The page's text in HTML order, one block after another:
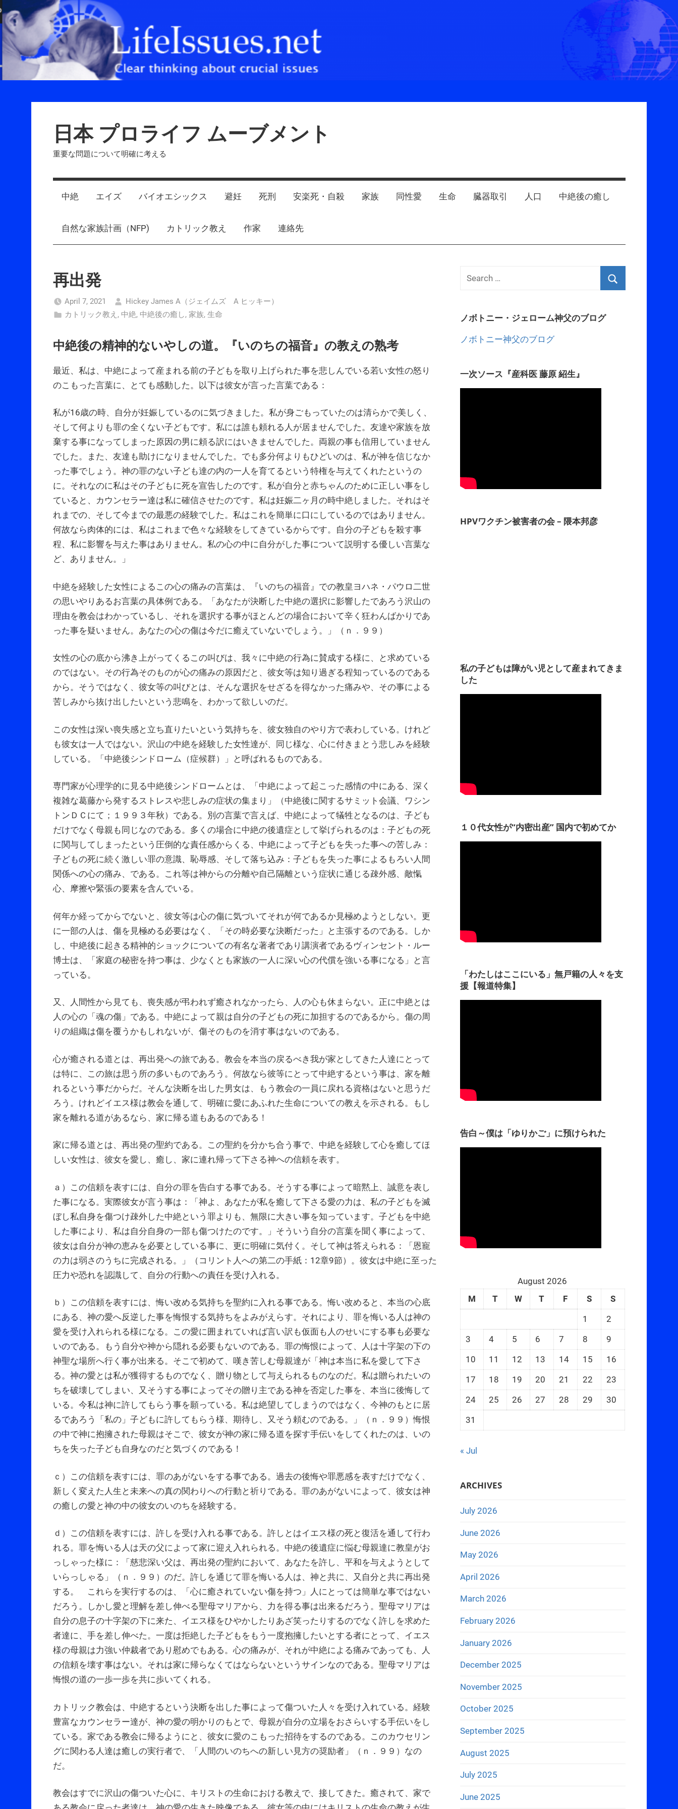
Skip
to
content
日本 プロライフ ムーブメント
重要な問題について明確に考える
中絶 エイズ バイオエシックス 避妊 死刑 安楽死・自殺 家族 同性愛 生命 臓器取引 人口 中絶後の癒し
自然な家族計画（NFP) カトリック教え 作家 連絡先
再出発
April 7, 2021
Hickey James A（ジェイムズ A ヒッキー）
カトリック教え , 中絶, 中絶後の癒し, 家族, 生命
中絶後の精神的ないやしの道。『いのちの福音』の教えの熟考
最近、私は、中絶によって産まれる前の子どもを取り上げられた事を悲しんでいる若い女性の怒り
のこもった言葉に、とても感動した。以下は彼女が言った言葉である：
私が16歳の時、自分が妊娠しているのに気づきました。私が身ごもっていたのは清らかで美しく、
そして何よりも罪の全くない子どもです。私には誰も頼れる人が居ませんでした。友達や家族を放
棄する事になってしまった原因の男に頼る訳にはいきませんでした。両親の事も信用していません
でした。また、友達も助けになりませんでした。でも多分何よりもひどいのは、私が神を信じなか
った事でしょう。神の罪のない子ども達の内の一人を育てるという特権を与えてくれたというの
に。それなのに私はその子どもに死を宣告したのです。私が自分と赤ちゃんのために正しい事をし
ていると、カウンセラー達は私に確信させたのです。私は妊娠二ヶ月の時中絶しました。それはそ
れまでの、そして今までの最悪の経験でした。私はこれを簡単に口にしているのではありません。
何故なら肉体的には、私はこれまで色々な経験をしてきているからです。自分の子どもを殺す事
程、私に影響を与えた事はありません。私の心の中に自分がした事について説明する優しい言葉な
ど、ありません。」
中絶を経験した女性によるこの心の痛みの言葉は、『いのちの福音』での教皇ヨハネ・パウロ二世
の思いやりあるお言葉の具体例である。「あなたが決断した中絶の選択に影響したであろう沢山の
理由を教会はわかっているし、それを選択する事がほとんどの場合において辛く狂わんばかりであ
った事を疑いません。あなたの心の傷は今だに癒えていないでしょう。」（ｎ．９９）
女性の心の底から沸き上がってくるこの叫びは、我々に中絶の行為に賛成する様に、と求めている
のではない。その行為そのものが心の痛みの原因だと、彼女等は知り過ぎる程知っているのである
から。そうではなく、彼女等の叫びとは、そんな選択をせざるを得なかった痛みや、その事による
苦しみから抜け出したいという悲鳴を、わかって欲しいのだ。
この女性は深い喪失感と立ち直りたいという気持ちを、彼女独自のやり方で表わしている。けれど
も彼女は一人ではない。沢山の中絶を経験した女性達が、同じ様な、心に付きまとう悲しみを経験
している。「中絶後シンドローム（症候群）」と呼ばれるものである。
専門家が心理学的に見る中絶後シンドロームとは、「中絶によって起こった感情の中にある、深く
複雑な葛藤から発するストレスや悲しみの症状の集まり」（中絶後に関するサミット会議、ワシン
トンＤＣにて；１９９３年秋）である。別の言葉で言えば、中絶によって犠牲となるのは、子ども
だけでなく母親も同じなのである。多くの場合に中絶の後遺症として挙げられるのは：子どもの死
に関与してしまったという圧倒的な責任感からくる、中絶によって子どもを失った事への苦しみ：
子どもの死に続く激しい罪の意識、恥辱感、そして落ち込み：子どもを失った事によるもろい人間
関係への心の痛み、である。これ等は神からの分離や自己隔離という症状に通じる疎外感、敵愾
心、摩擦や緊張の要素を含んでいる。
何年か経ってからでないと、彼女等は心の傷に気づいてそれが何であるか見極めようとしない。更
に一部の人は、傷を見極める必要はなく、「その時必要な決断だった」と主張するのである。しか
し、中絶後に起きる精神的ショックについての有名な著者であり講演者であるヴィンセント・ルー
博士は、「家庭の秘密を持つ事は、少なくとも家族の一人に深い心の代償を強いる事になる」と言
っている。
又、人間性から見ても、喪失感が弔われず癒されなかったら、人の心も休まらない。正に中絶とは
人の心の「魂の傷」である。中絶によって親は自分の子どもの死に加担するのであるから。傷の周
りの組織は傷を覆うかもしれないが、傷そのものを消す事はないのである。
心が癒される道とは、再出発への旅である。教会を本当の戻るべき我が家としてきた人達にとって
は特に、この旅は思う所の多いものであろう。何故なら彼等にとって中絶するという事は、家を離
れるという事だからだ。そんな決断を出した男女は、もう教会の一員に戻れる資格はないと思うだ
ろう。けれどイエス様は教会を通して、明確に愛にあふれた生命についての教えを示される。もし
家を離れる道があるなら、家に帰る道もあるのである！
家に帰る道とは、再出発の聖約である。この聖約を分かち合う事で、中絶を経験して心を癒してほ
しい女性は、彼女を愛し、癒し、家に連れ帰って下さる神への信頼を表す。
ａ）この信頼を表すには、自分の罪を告白する事である。そうする事によって暗黙上、誠意を表し
た事になる。実際彼女が言う事は：「神よ、あなたが私を癒して下さる愛の力は、私の子どもを滅
ぼし私自身を傷つけ疎外した中絶という罪よりも、無限に大きい事を知っています。子どもを中絶
した事により、私は自分自身の一部も傷つけたのです。」そういう自分の言葉を聞く事によって、
彼女は自分が神の恵みを必要としている事に、更に明確に気付く。そして神は答えられる：「恩寵
の力は弱さのうちに完成される。」（コリント人への第二の手紙：12章9節）。彼女は中絶に至った
圧力や恐れを認識して、自分の行動への責任を受け入れる。
ｂ）この信頼を表すには、悔い改める気持ちを聖約に入れる事である。悔い改めると、本当の心底
にある、神の愛へ反逆した事を悔恨する気持ちをよみがえらす。それにより、罪を悔いる人は神の
愛を受け入れられる様になる。この愛に囲まれていれば言い訳も仮面も人のせいにする事も必要な
いのである。もう自分や神から隠れる必要もないのである。罪の悔恨によって、人は十字架の下の
神聖な場所へ行く事が出来る。そこで初めて、嘆き苦しむ母親達が「神は本当に私を愛して下さ
る。神の愛とは私が獲得するものでなく、贈り物として与えられるものなのだ。私は贈られたいの
ちを破壊してしまい、又そうする事によってその贈り主である神を否定した事を、本当に後悔して
いる。今私は神に許してもらう事を願っている。私は絶望してしまうのではなく、今神のもとに居
るであろう「私の」子どもに許してもらう様、期待し、又そう頼むのである。」（ｎ．９９）悔恨
の中で神に抱擁された母親はそこで、彼女が神の家に帰る道を探す手伝いをしてくれたのは、いの
ちを失った子ども自身なのだと気づくのである！
ｃ）この信頼を表すには、罪のあがないをする事である。過去の後悔や罪悪感を表すだけでなく、
新しく変えた人生と未来への真の関わりへの行動と祈りである。罪のあがないによって、彼女は神
の癒しの愛と神の中の彼女のいのちを経験する。
ｄ）この信頼を表すには、許しを受け入れる事である。許しとはイエス様の死と復活を通して行わ
れる。罪を悔いる人は天の父によって家に迎え入れられる。中絶の後遺症に悩む母親達に教皇がお
っしゃった様に：「慈悲深い父は、再出発の聖約において、あなたを許し、平和を与えようとして
いらっしゃる」（ｎ．９９）のだ。許しを通じて罪を悔いる人は、神と共に、又自分と共に再出発
する。 これらを実行するのは、「心に癒されていない傷を持つ」人にとっては簡単な事ではない
だろう。しかし愛と理解を差し伸べる聖母マリアから、力を得る事は出来るだろう。聖母マリアは
自分の息子の十字架の下に来た、イエス様をひやかしたりあざ笑ったりするのでなく許しを求めた
者達に、手を差し伸べた。一度は拒絶した子どもをもう一度抱擁したいとする者にとって、イエス
様の母親は力強い仲裁者であり慰めでもある。心の痛みが、それが中絶による痛みであっても、人
の信頼を壊す事はない。それは家に帰らなくてはならないというサインなのである。聖母マリアは
悔恨の道の一歩一歩を共に歩いてくれる。
カトリック教会は、中絶するという決断を出した事によって傷ついた人々を受け入れている。経験
豊富なカウンセラー達が、神の愛の明かりのもとで、母親が自分の立場をおさらいする手伝いをし
ている。家である教会に帰るようにと、彼女に愛のこもった招待をするのである。このカウセリン
グに関わる人達は癒しの実行者で、「人間のいのちへの新しい見方の奨励者」（ｎ．９９）なの
だ。
教会はすでに沢山の傷ついた心に、キリストの生命における教えで、接してきた。癒されて、家で
ノボトニー・ジェローム神父のブログ
ノボトニー神父のブログ
一次ソース『産科医 藤原 紹生』
HPVワクチン被害者の会 – 隈本邦彦
私の子どもは障がい児として産まれてきま
した
１０代女性が“内密出産” 国内で初めてか
「わたしはここにいる」無戸籍の人々を支
援【報道特集】
告白～僕は「ゆりかご」に預けられた
August 2026
M
T W T F S
S
1
2
3
4 5 6 7 8
9
10
11 12 13 14 15
16
17
18 19 20 21 22
23
24
25 26 27 28 29
30
31
« Jul
ARCHIVES
July 2026
June 2026
May 2026
April 2026
March 2026
February 2026
January 2026
December 2025
November 2025
October 2025
September 2025
August 2025
July 2025
June 2025